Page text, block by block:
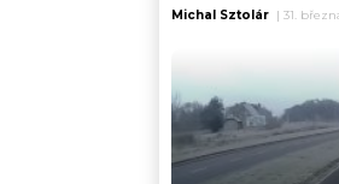
Michal Sztolár | 31.